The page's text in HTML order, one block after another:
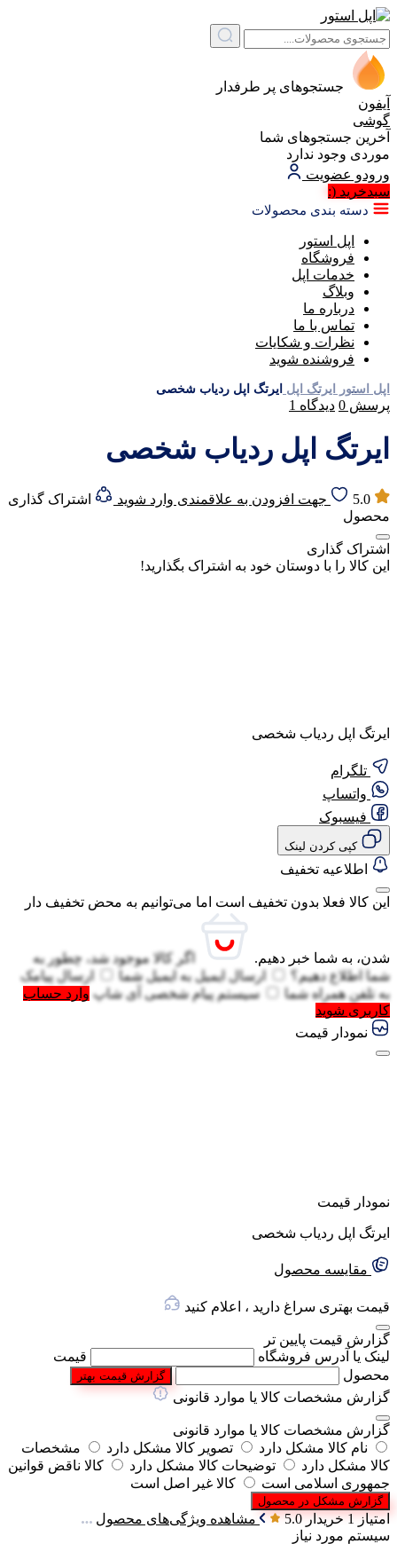
جستجوهای پر طرفدار
آیفون
گوشی
آخرین جستجوهای شما
موردی وجود ندارد
ورودو عضویت
سبد‌خرید (:
دسته بندی محصولات
اپل استور
فروشگاه
خدمات اپل
وبلاگ
درباره ما
تماس با ما
نظرات و شکایات
فروشنده شوید
اپل استور ایرتگ اپل ایرتگ اپل ردیاب شخصی
پرسش 0 دیدگاه 1
ایرتگ اپل ردیاب شخصی
5.0 جهت افزودن به علاقمندی وارد شوید
اشتراک گذاری
محصول
اشتراک گذاری
این کالا را با دوستان خود به اشتراک بگذارید!
ایرتگ اپل ردیاب شخصی
تلگرام
واتساپ
فیسبوک
کپی کردن لینک
اطلاعیه تخفیف
این کالا فعلا بدون تخفیف است اما می‌توانیم به محض تخفیف دار
شدن، به شما خبر دهیم.
اگر کالا موجود شد، چطور به
شما اطلاع دهیم؟
ارسال ایمیل به ایمیل شما
ارسال پیامک
به تلفن همراه شما سیستم پیام شخصی آی شاپ وارد حساب
کاربری شوید
نمودار قیمت
نمودار قیمت
ایرتگ اپل ردیاب شخصی
مقایسه محصول
قیمت بهتری سراغ دارید ، اعلام کنید
گزارش قیمت پایین تر
لینک یا آدرس فروشگاه
قیمت
محصول
گزارش قیمت بهتر
گزارش مشخصات کالا یا موارد قانونی
گزارش مشخصات کالا یا موارد قانونی
نام کالا مشکل دارد
تصویر کالا مشکل دارد
مشخصات
کالا مشکل دارد
توضیحات کالا مشکل دارد
کالا ناقض قوانین
جمهوری اسلامی است
کالا غیر اصل است
گزارش مشکل در محصول
امتیاز 1 خریدار 5.0
مشاهده ویژگی‌های محصول
سیستم مورد نیاز